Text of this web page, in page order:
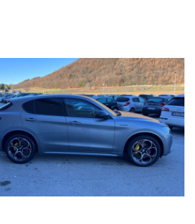
Italiano, estendibile fino 60 mesi (5
foto evidenziando eventuali